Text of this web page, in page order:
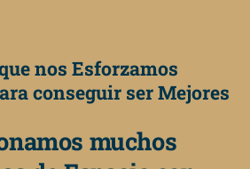
nos Esforzamos
conseguir ser Mejores
muchos